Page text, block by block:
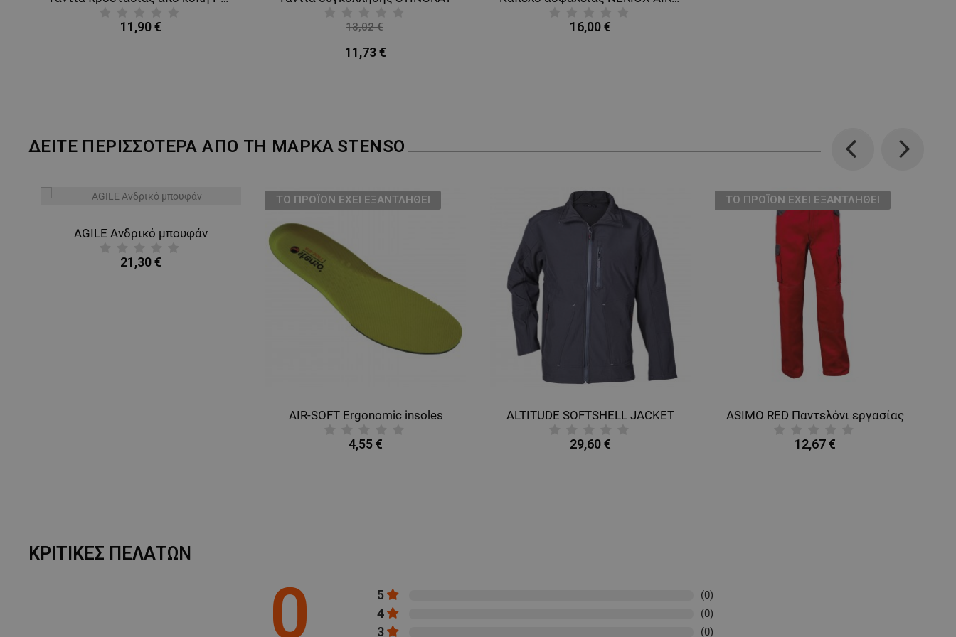
11,90 €
13,02 €
11,73 €
16,00 €
ΔΕΙΤΕ ΠΕΡΙΣΣΟΤΕΡΑ ΑΠΟ ΤΗ ΜΑΡΚΑ STENSO
Previous
AGILE Ανδρικό μπουφάν
21,30 €
ТΟ ΠΡΟΪΌΝ ΈΧΕΙ ΕΞΑΝΤΛΗΘΕΊ
AIR-SOFT Ergonomic insoles
4,55 €
ALTITUDE SOFTSHELL JACKET
29,60 €
ТΟ ΠΡΟΪΌΝ ΈΧΕΙ ΕΞΑΝΤΛΗΘΕΊ
ASIMO RED Παντελόνι εργασίας
12,67 €
Next
ΚΡΙΤΙΚΈΣ ΠΕΛΑΤΏΝ
0 5 (0)
4 (0)
3 (0)